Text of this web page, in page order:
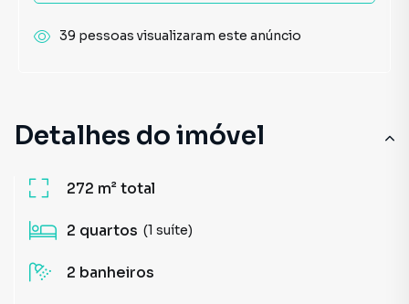
Detalhes do imóvel
272 m²total
2 quartos (1 suíte)
2 banheiros
39 pessoas visualizaram este anúncio